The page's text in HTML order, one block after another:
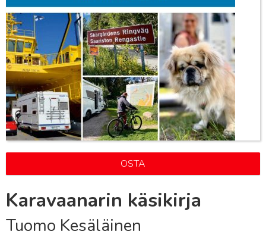
OSTA
Karavaanarin käsikirja
Tuomo Kesäläinen